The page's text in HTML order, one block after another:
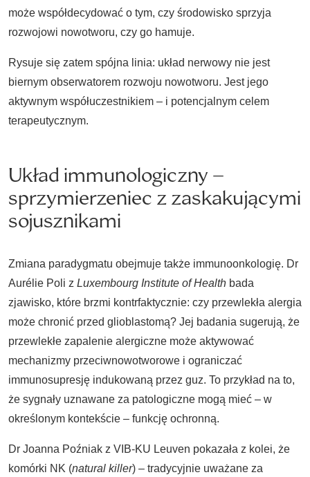
może współdecydować o tym, czy środowisko sprzyja
rozwojowi nowotworu, czy go hamuje.
Rysuje się zatem spójna linia: układ nerwowy nie jest
biernym obserwatorem rozwoju nowotworu. Jest jego
aktywnym współuczestnikiem – i potencjalnym celem
terapeutycznym.
Układ immunologiczny –
sprzymierzeniec z zaskakującymi
sojusznikami
Zmiana paradygmatu obejmuje także immunoonkologię. Dr
Aurélie Poli z Luxembourg Institute of Health bada
zjawisko, które brzmi kontrfaktycznie: czy przewlekła alergia
może chronić przed glioblastomą? Jej badania sugerują, że
przewlekłe zapalenie alergiczne może aktywować
mechanizmy przeciwnowotworowe i ograniczać
immunosupresję indukowaną przez guz. To przykład na to,
że sygnały uznawane za patologiczne mogą mieć – w
określonym kontekście – funkcję ochronną.
Dr Joanna Poźniak z VIB-KU Leuven pokazała z kolei, że
komórki NK (natural killer) – tradycyjnie uważane za